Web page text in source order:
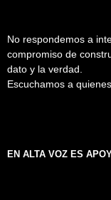
No respondemos a
compromiso de
dato y la verdad.
Escuchamos a
EN ALTA VOZ ES